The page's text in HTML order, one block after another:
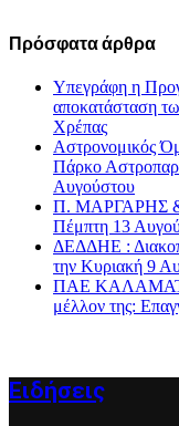
Πρόσφατα άρθρα
Υπεγράφη η
αποκατάσταση
Χρέπας
Αστρονομικός
Πάρκο
Αυγούστου
Π. ΜΑΡΓΑΡΗΣ &
Πέμπτη 13
ΔΕΔΔΗΕ :
την Κυριακή 9
ΠΑΕ ΚΑΛΑΜΑΤΑ
μέλλον της:
Ειδήσεις